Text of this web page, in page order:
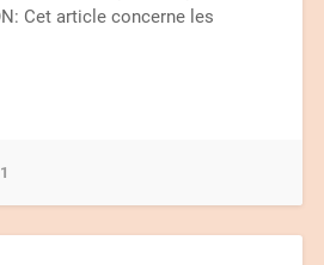
Cet article concerne les
1